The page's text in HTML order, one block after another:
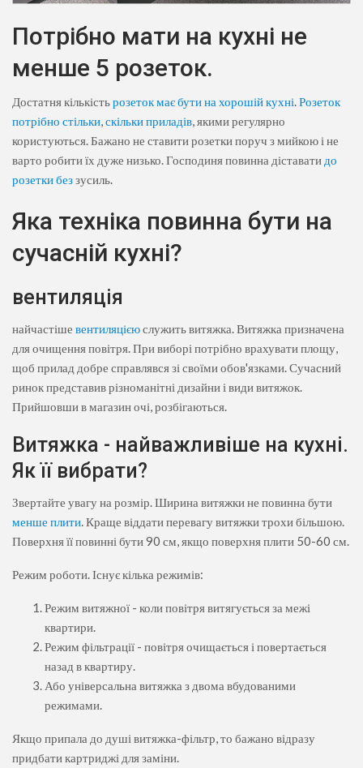
Потрібно мати на кухні не
менше 5 розеток.
Достатня кількістьрозеток має бути на хорошій кухні.Розеток
потрібно стільки,скільки приладів, якими регулярно
користуються. Бажано не ставити розетки поруч з мийкою і не
варто робити їх дуже низько. Господиня повинна діставати до
розетки беззусиль.
Яка техніка повинна бути на
сучасній кухні?
вентиляція
найчастіше вентиляцієюслужить витяжка. Витяжка призначена
для очищення повітря. При виборі потрібно врахувати площу,
щоб прилад добре справлявся зі своїми обов'язками. Сучасний
ринок представив різноманітні дизайни і види витяжок.
Прийшовши в магазин очі, розбігаються.
Витяжка - найважливіше на кухні.
Як її вибрати?
Звертайте увагу на розмір. Ширина витяжки не повинна бути
менше плити. Краще віддати перевагу витяжки трохи більшою.
Поверхня її повинні бути 90 см, якщо поверхня плити 50-60 см.
Режим роботи. Існує кілька режимів:
Режим витяжної - коли повітря витягується за межі
квартири.
Режим фільтрації - повітря очищається і повертається
назад в квартиру.
Або універсальна витяжка з двома вбудованими
режимами.
Якщо припала до душі витяжка-фільтр, то бажано відразу
придбати картриджі для заміни.